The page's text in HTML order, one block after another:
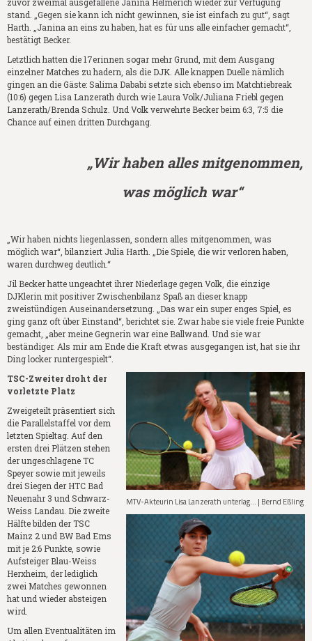
zuvor zweimal ausgefallene Janina Helmerich wieder zur Verfügung
stand. „Gegen sie kann ich nicht gewinnen, sie ist einfach zu gut“, sagt
Harth. „Janina an eins zu haben, hat es für uns alle einfacher gemacht“,
bestätigt Becker.
Letztlich hatten die 17erinnen sogar mehr Grund, mit dem Ausgang
einzelner Matches zu hadern, als die DJK. Alle knappen Duelle nämlich
gingen an die Gäste: Salima Dababi setzte sich ebenso im Matchtiebreak
(10:6) gegen Lisa Lanzerath durch wie Laura Volk/Juliana Friebl gegen
Lanzerath/Brenda Schulz. Und Volk verwehrte Becker beim 6:3, 7:5 die
Chance auf einen dritten Durchgang.
„Wir haben alles mitgenommen,
was möglich war“
„Wir haben nichts liegenlassen, sondern alles mitgenommen, was
möglich war“, bilanziert Julia Harth. „Die Spiele, die wir verloren haben,
waren durchweg deutlich.“
Jil Becker hatte ungeachtet ihrer Niederlage gegen Volk, die einzige
DJKlerin mit positiver Zwischenbilanz Spaß an dieser knapp
zweistündigen Auseinandersetzung. „Das war ein super enges Spiel, es
ging ganz oft über Einstand“, berichtet sie. Zwar habe sie viele freie Punkte
gemacht, „aber meine Gegnerin war eine Ballwand. Und sie war
beständiger. Als mir am Ende die Kraft etwas ausgegangen ist, hat sie ihr
Ding locker runtergespielt“.
MTV-Akteurin Lisa Lanzerath unterlag... | Bernd Eßling
TSC-Zweiter droht der
vorletzte Platz
Zweigeteilt präsentiert sich
die Parallelstaffel vor dem
letzten Spieltag. Auf den
ersten drei Plätzen stehen
der ungeschlagene TC
Speyer sowie mit jeweils
drei Siegen der HTC Bad
Neuenahr 3 und Schwarz-
Weiss Landau. Die zweite
Hälfte bilden der TSC
Mainz 2 und BW Bad Ems
mit je 2:6 Punkte, sowie
Aufsteiger Blau-Weiss
Herxheim, der lediglich
zwei Matches gewonnen
hat und wieder absteigen
wird.
Um allen Eventualitäten im